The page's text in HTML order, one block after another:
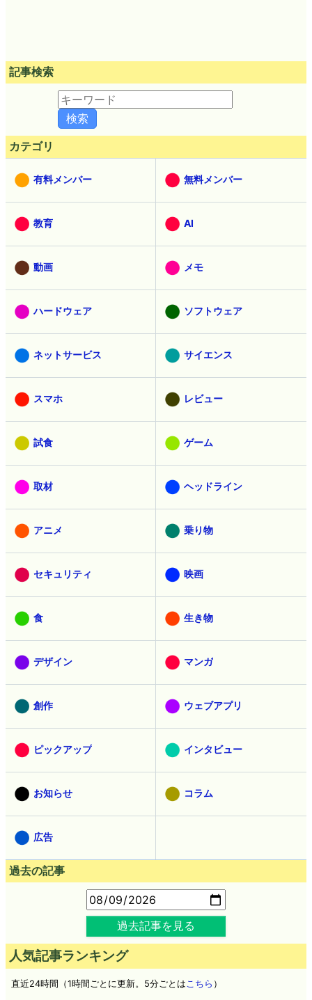
記事検索
カテゴリ
有料メンバー 無料メンバー
教育 AI
動画 メモ
ハードウェア ソフトウェア
ネットサービス サイエンス
スマホ レビュー
試食 ゲーム
取材 ヘッドライン
アニメ 乗り物
セキュリティ 映画
食 生き物
デザイン マンガ
創作 ウェブアプリ
ピックアップ インタビュー
お知らせ コラム
広告
過去の記事
過去記事を見る
人気記事ランキング
直近24時間（1時間ごとに更新。5分ごとは こちら ）